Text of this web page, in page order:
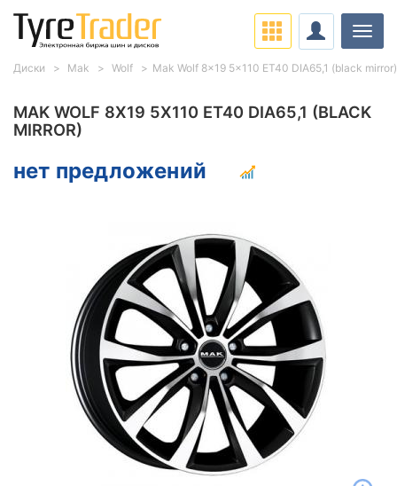
MAK WOLF 8X19 5X110 ET40 DIA65,1 (BLACK
MIRROR)
нет предложений
Диски Mak Wolf Mak Wolf 8x19 5x110 ET40 DIA65,1 (black mirror)